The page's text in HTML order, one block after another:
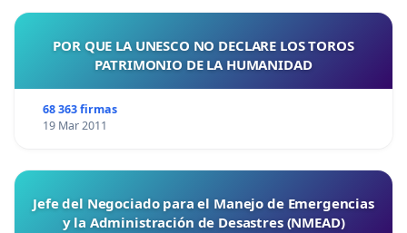
POR QUE LA UNESCO NO DECLARE LOS TOROS
PATRIMONIO DE LA HUMANIDAD
68 363 firmas
19 Mar 2011
Jefe del Negociado para el Manejo de Emergencias
y la Administración de Desastres (NMEAD)